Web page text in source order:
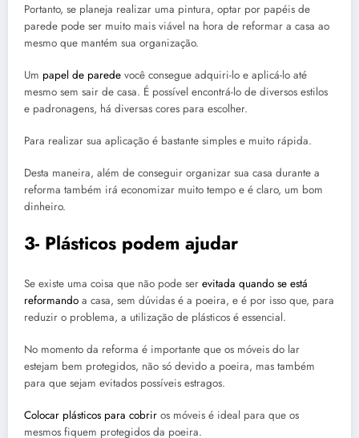
Portanto, se planeja realizar uma pintura, optar por papéis de
parede pode ser muito mais viável na hora de reformar a casa ao
mesmo que mantém sua organização.
Um papel de parede você consegue adquiri-lo e aplicá-lo até
mesmo sem sair de casa. É possível encontrá-lo de diversos estilos
e padronagens, há diversas cores para escolher.
Para realizar sua aplicação é bastante simples e muito rápida.
Desta maneira, além de conseguir organizar sua casa durante a
reforma também irá economizar muito tempo e é claro, um bom
dinheiro.
3- Plásticos podem ajudar
Se existe uma coisa que não pode ser evitada quando se está
reformando a casa, sem dúvidas é a poeira, e é por isso que, para
reduzir o problema, a utilização de plásticos é essencial.
No momento da reforma é importante que os móveis do lar
estejam bem protegidos, não só devido a poeira, mas também
para que sejam evitados possíveis estragos.
Colocar plásticos para cobrir os móveis é ideal para que os
mesmos fiquem protegidos da poeira.